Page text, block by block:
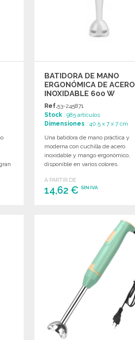
BATIDORA DE MANO
ERGONÓMICA DE ACERO
INOXIDABLE 600 W
Ref.53-245871
Stock : 985 artículos
Dimensiones : 40.5 x 7 x 7 cm
Una batidora de mano práctica y
moderna con cuchilla de acero
inoxidable y mango ergonómico,
disponible en varios colores.
A PARTIR DE
14,62 €SIN IVA
Solicitar un presupuesto